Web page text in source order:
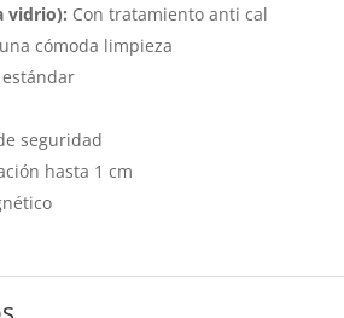
vidrio): Con tratamiento anti cal
cómoda limpieza
seguridad
hasta 1 cm